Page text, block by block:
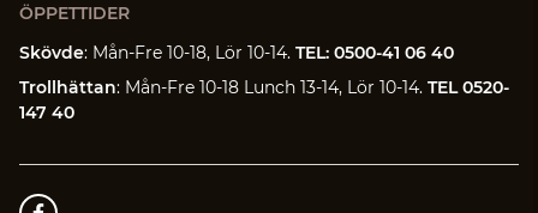
ÖPPETTIDER
Skövde: Mån-Fre 10-18, Lör 10-14. TEL: 0500-41 06 40
Trollhättan: Mån-Fre 10-18 Lunch 13-14, Lör 10-14. TEL 0520-
147 40